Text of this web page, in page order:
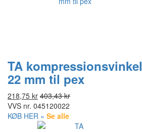
TA kompressionsvinkel
22 mm til pex
218,75 kr 403,43 kr
VVS nr. 045120022
KØB HER » Se alle